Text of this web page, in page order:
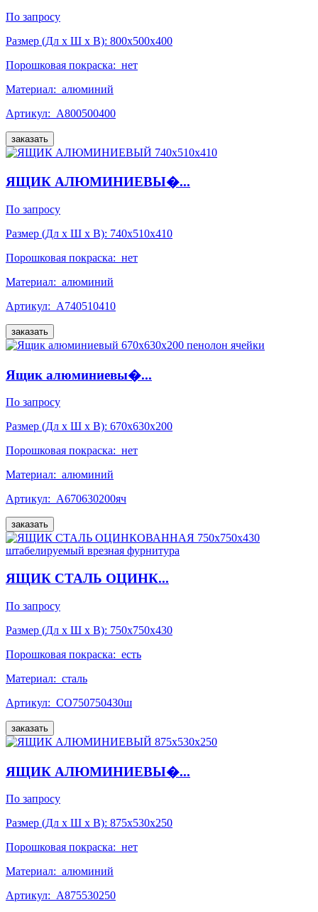
По запросу
Размер (Дл x Ш x В): 800x500x400
Порошковая покраска: нет
Материал: алюминий
Артикул: А800500400
заказать
ЯЩИК АЛЮМИНИЕВЫ�...
По запросу
Размер (Дл x Ш x В): 740x510x410
Порошковая покраска: нет
Материал: алюминий
Артикул: А740510410
заказать
Ящик алюминиевы�...
По запросу
Размер (Дл x Ш x В): 670x630x200
Порошковая покраска: нет
Материал: алюминий
Артикул: А670630200яч
заказать
ЯЩИК СТАЛЬ ОЦИНК...
По запросу
Размер (Дл x Ш x В): 750x750x430
Порошковая покраска: есть
Материал: сталь
Артикул: СО750750430ш
заказать
ЯЩИК АЛЮМИНИЕВЫ�...
По запросу
Размер (Дл x Ш x В): 875x530x250
Порошковая покраска: нет
Материал: алюминий
Артикул: А875530250